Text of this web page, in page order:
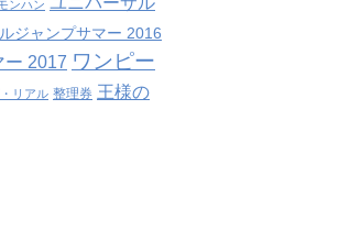
ンハン
ジャンプサマー 2016
ー 2017 ワンピー
リアル 整理券 王様の